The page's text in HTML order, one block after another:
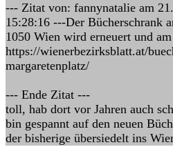
--- Zitat von: fannynatalie am
15:28:16 ---Der Bücherschrank
1050 Wien wird erneuert und
https://wienerbezirksblatt.at/
margaretenplatz/
--- Ende Zitat ---
toll, hab dort vor Jahren auch
bin gespannt auf den neuen
der bisherige übersiedelt ins